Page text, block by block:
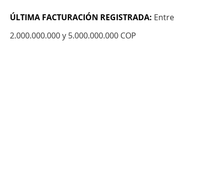
ÚLTIMA FACTURACIÓN REGISTRADA: Entre
2.000.000.000 y 5.000.000.000 COP